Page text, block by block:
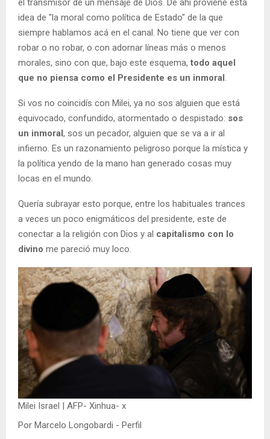
el transmisor de un mensaje de Dios. De ahí proviene esta
idea de "la moral como política de Estado" de la que
siempre hablamos acá en el canal. No tiene que ver con
robar o no robar, o con adornar líneas más o menos
morales, sino con que, bajo este esquema, todo aquel
que no piensa como el Presidente es un inmoral .
Si vos no coincidís con Milei, ya no sos alguien que está
equivocado, confundido, atormentado o despistado: sos
un inmoral , sos un pecador, alguien que se va a ir al
infierno. Es un razonamiento peligroso porque la mística y
la política yendo de la mano han generado cosas muy
locas en el mundo.
Quería subrayar esto porque, entre los habituales trances
a veces un poco enigmáticos del presidente, este de
conectar a la religión con Dios y al capitalismo con lo
divino me pareció muy loco.
Milei Israel | AFP- Xinhua- x
Por Marcelo Longobardi - Perfil